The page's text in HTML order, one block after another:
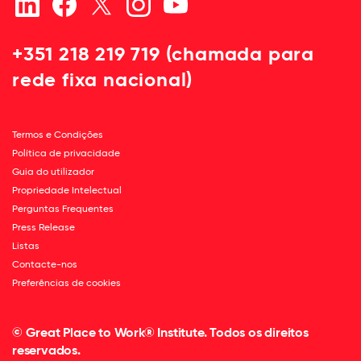
+351 218 219 719 (chamada para
rede fixa nacional)
Termos e Condições
Política de privacidade
Guia do utilizador
Propriedade Intelectual
Perguntas Frequentes
Press Release
Listas
Contacte-nos
Preferências de cookies
© Great Place to Work® Institute. Todos os direitos
reservados.